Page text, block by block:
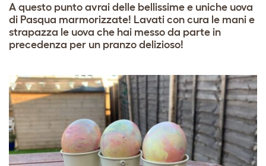
A questo punto avrai delle bellissime e uniche uova
di Pasqua marmorizzate! Lavati con cura le mani e
strapazza le uova che hai messo da parte in
precedenza per un pranzo delizioso!